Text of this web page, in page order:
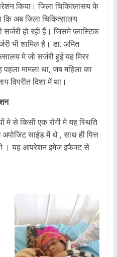
किया। जिला चिकित्लासय के
कि अब जिला चिकित्सालय
सर्जरी हो रही है। जिसमे प्लास्टिक
भी शामिल है। डा. अमित
मे जो सर्जरी हुई यह मिरर
मामला था, जब महिला का
विपरीत दिशा में था।
मे से किसी एक रोगी मे यह स्थिति
साईड में थे , साथ ही पित्त
। यह आपरेशन इमेज इफैक्ट से